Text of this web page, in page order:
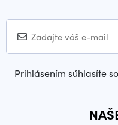
Prihlásením súhlasíte